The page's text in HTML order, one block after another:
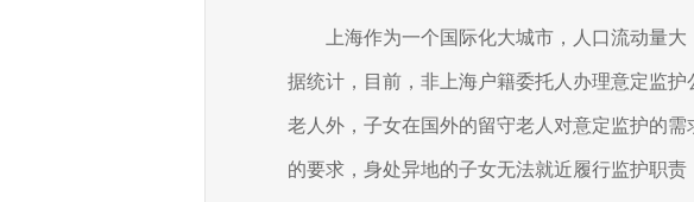
上海作为一个国际化大城市，人口流动量
据统计，目前，非上海户籍委托人办理意定监护
老人外，子女在国外的留守老人对意定监护的
的要求，身处异地的子女无法就近履行监护职